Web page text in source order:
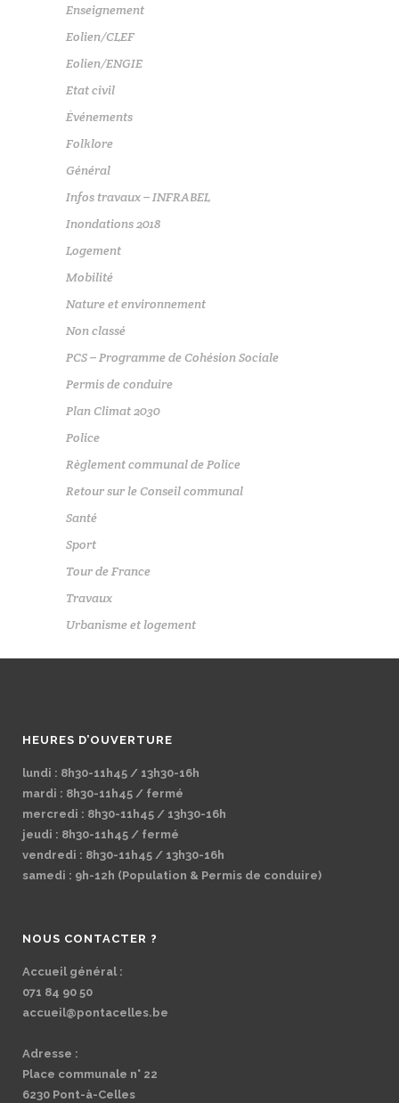
Enseignement
Eolien/CLEF
Eolien/ENGIE
Etat civil
Événements
Folklore
Général
Infos travaux – INFRABEL
Inondations 2018
Logement
Mobilité
Nature et environnement
Non classé
PCS – Programme de Cohésion Sociale
Permis de conduire
Plan Climat 2030
Police
Règlement communal de Police
Retour sur le Conseil communal
Santé
Sport
Tour de France
Travaux
Urbanisme et logement
HEURES D’OUVERTURE
lundi : 8h30-11h45 / 13h30-16h
mardi : 8h30-11h45 / fermé
mercredi : 8h30-11h45 / 13h30-16h
jeudi : 8h30-11h45 / fermé
vendredi : 8h30-11h45 / 13h30-16h
samedi : 9h-12h (Population & Permis de conduire)
NOUS CONTACTER ?
Accueil général :
071 84 90 50
accueil@pontacelles.be
Adresse :
Place communale n° 22
6230 Pont-à-Celles